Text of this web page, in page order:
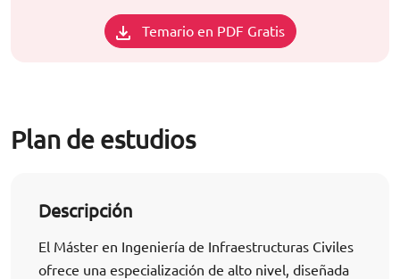
Temario en PDF Gratis
Plan de estudios
Descripción
El Máster en Ingeniería de Infraestructuras Civiles
ofrece una especialización de alto nivel, diseñada